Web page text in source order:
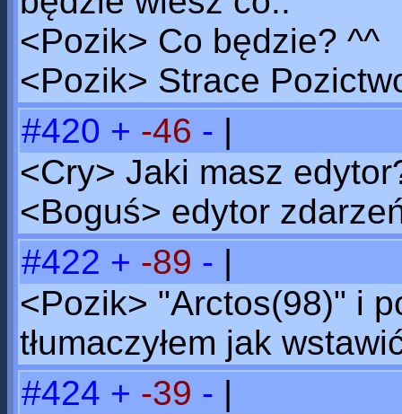
<Pozik> Co będzie? ^^
<Pozik> Strace
#420 + -46 - |
<Cry> Jaki masz
<Boguś> edytor
#422 + -89 - |
<Pozik> "Arctos(98)" i
tłumaczyłem jak
#424 + -39 - |